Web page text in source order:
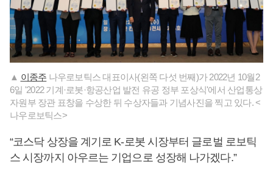
▲ 이종주 나우로보틱스 대표이사(왼쪽 다섯 번째)가 2022년 10월2
6일 '2022 기계·로봇·항공산업 발전 유공 정부 포상식'에서 산업통상
자원부 장관 표창을 수상한 뒤 수상자들과 기념사진을 찍고 있다. <
나우로보틱스>
“코스닥 상장을 계기로 K-로봇 시장부터 글로벌 로보틱
스 시장까지 아우르는 기업으로 성장해 나가겠다.”